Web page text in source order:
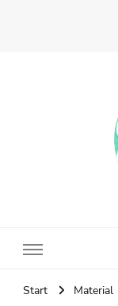
Start Material